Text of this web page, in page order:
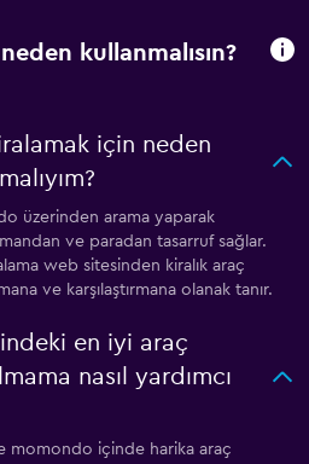
kullanmalısın?
için neden
üzerinden arama yaparak
ve paradan tasarruf sağlar.
web sitesinden kiralık araç
ve karşılaştırmana olanak tanır.
en iyi araç
nasıl yardımcı
momondo içinde harika araç